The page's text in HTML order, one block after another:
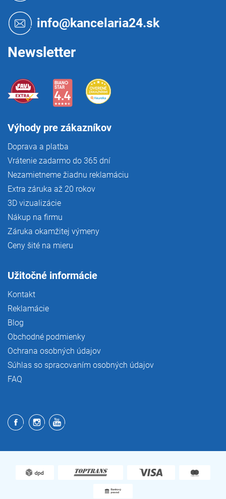
info@kancelaria24.sk
Newsletter
Výhody pre zákazníkov
Doprava a platba
Vrátenie zadarmo do 365 dní
Nezamietneme žiadnu reklamáciu
Extra záruka až 20 rokov
3D vizualizácie
Nákup na firmu
Záruka okamžitej výmeny
Ceny šité na mieru
Užitočné informácie
Kontakt
Reklamácie
Blog
Obchodné podmienky
Ochrana osobných údajov
Súhlas so spracovaním osobných údajov
FAQ